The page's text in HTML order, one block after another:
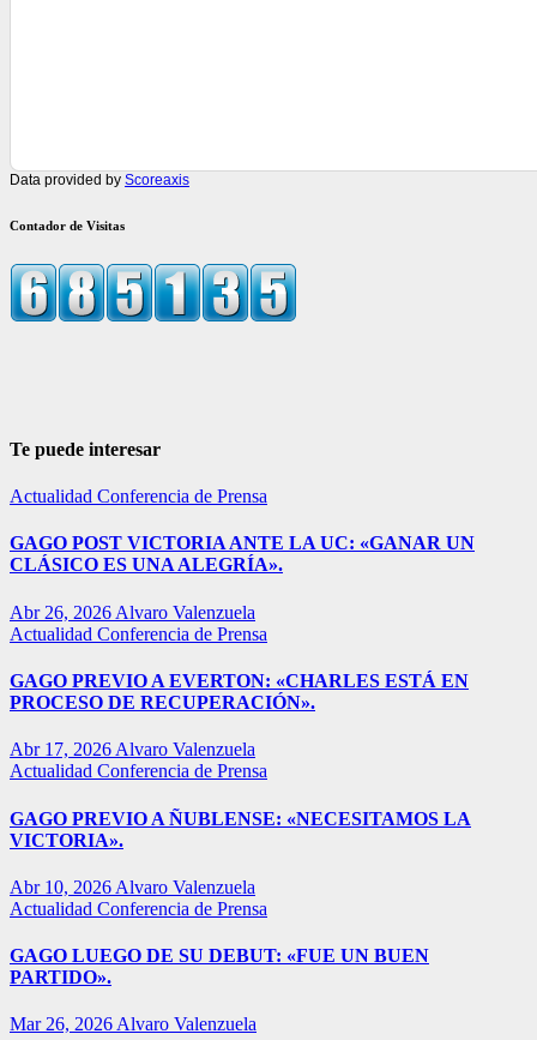
Data provided by Scoreaxis
Contador de Visitas
Te puede interesar
Actualidad Conferencia de Prensa
GAGO POST VICTORIA ANTE LA UC: «GANAR UN
CLÁSICO ES UNA ALEGRÍA».
Abr 26, 2026 Alvaro Valenzuela
Actualidad Conferencia de Prensa
GAGO PREVIO A EVERTON: «CHARLES ESTÁ EN
PROCESO DE RECUPERACIÓN».
Abr 17, 2026 Alvaro Valenzuela
Actualidad Conferencia de Prensa
GAGO PREVIO A ÑUBLENSE: «NECESITAMOS LA
VICTORIA».
Abr 10, 2026 Alvaro Valenzuela
Actualidad Conferencia de Prensa
GAGO LUEGO DE SU DEBUT: «FUE UN BUEN
PARTIDO».
Mar 26, 2026 Alvaro Valenzuela